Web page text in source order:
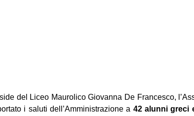
del Liceo Maurolico Giovanna De Francesco,
i saluti dell’Amministrazione a 42 alunni greci